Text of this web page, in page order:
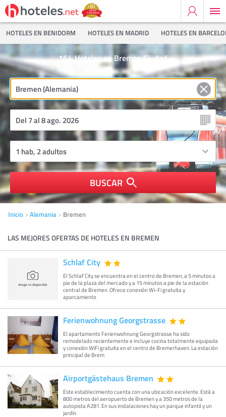
HOTELES EN BENIDORM HOTELES EN MADRID HOTELES EN
Hoteles en Bremen Ciudad
164
BUSCAR
Inicio Alemania Bremen
LAS MEJORES OFERTAS DE HOTELES EN BREMEN
Schlaf City
El Schlaf City se encuentra en el centro de Bremen, a 5 minutos a
pie de la plaza del mercado y a 15 minutos a pie de la estación
central de Bremen. Ofrece conexión Wi-Fi gratuita y
aparcamiento
Ferienwohnung Georgstrasse
El apartamento Ferienwohnung Georgstrasse ha sido
remodelado recientemente e incluye cocina totalmente equipada
y conexión WiFi gratuita en el centro de Bremerhaven. La estación
principal de Brem
Airportgästehaus Bremen
Este establecimiento cuenta con una ubicación excelente. Está a
800 metros del aeropuerto de Bremen y a 350 metros de la
autopista A281. En sus instalaciones hay un parque infantil y un
jardín.